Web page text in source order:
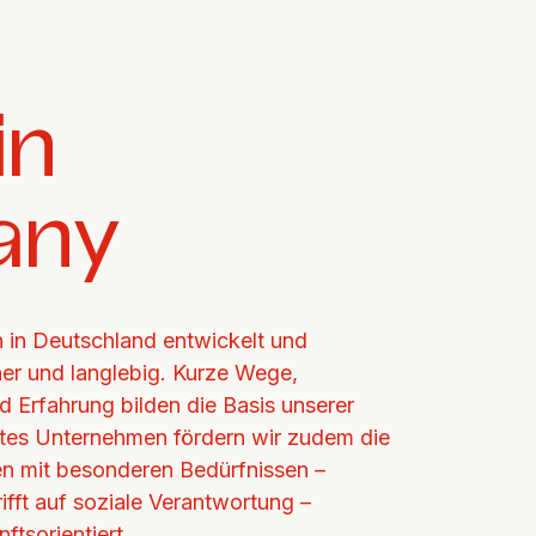
Deutschland entwickelt und
und langlebig. Kurze Wege,
Erfahrung bilden die Basis unserer
Unternehmen fördern wir zudem die
mit besonderen Bedürfnissen –
auf soziale Verantwortung –